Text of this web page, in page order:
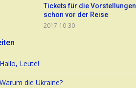
Tickets für die
schon vor der Reise
2017-10-30
Hallo, Leute!
Warum die Ukraine?